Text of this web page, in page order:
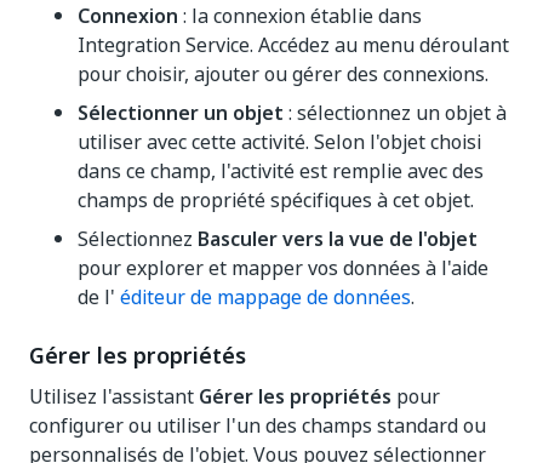
Connexion : la connexion établie dans
Integration Service. Accédez au menu déroulant
pour choisir, ajouter ou gérer des connexions.
Sélectionner un objet : sélectionnez un objet à
utiliser avec cette activité. Selon l'objet choisi
dans ce champ, l'activité est remplie avec des
champs de propriété spécifiques à cet objet.
Sélectionnez Basculer vers la vue de l'objet
pour explorer et mapper vos données à l'aide
de l' éditeur de mappage de données.
Gérer les propriétés
Utilisez l'assistant Gérer les propriétés pour
configurer ou utiliser l'un des champs standard ou
personnalisés de l'objet. Vous pouvez sélectionner